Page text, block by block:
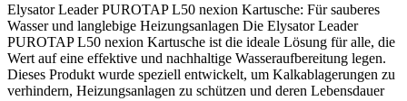
Elysator Leader PUROTAP L50 nexion Kartusche: Für sauberes
Wasser und langlebige Heizungsanlagen Die Elysator Leader
PUROTAP L50 nexion Kartusche ist die ideale Lösung für alle, die
Wert auf eine effektive und nachhaltige Wasseraufbereitung legen.
Dieses Produkt wurde speziell entwickelt, um Kalkablagerungen zu
verhindern, Heizungsanlagen zu schützen und deren Lebensdauer